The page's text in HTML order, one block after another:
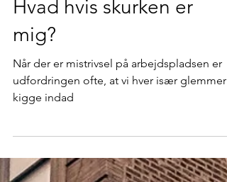
Michael Winther-Rasmussen
21. apr. 2023
3 min læsning
Hvad hvis skurken er
Når der er mistrivsel på arbejdspladsen er
udfordringen ofte, at vi hver især glemmer